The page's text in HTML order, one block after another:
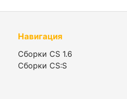
Навигация
Сборки CS 1.6
Сборки CS:S